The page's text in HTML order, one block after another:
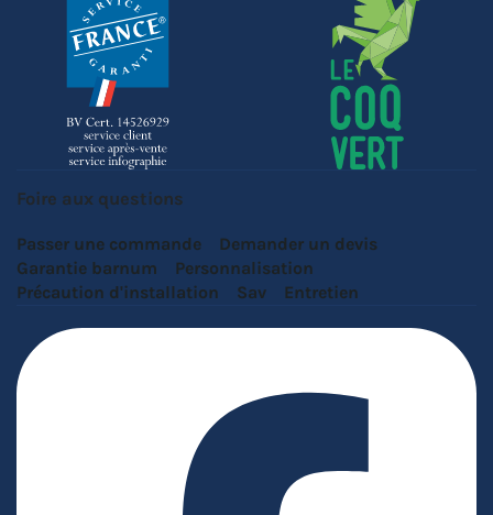
Foire aux questions
Passer une commande
Demander un devis
Garantie barnum
Personnalisation
Précaution d'installation
Sav Entretien